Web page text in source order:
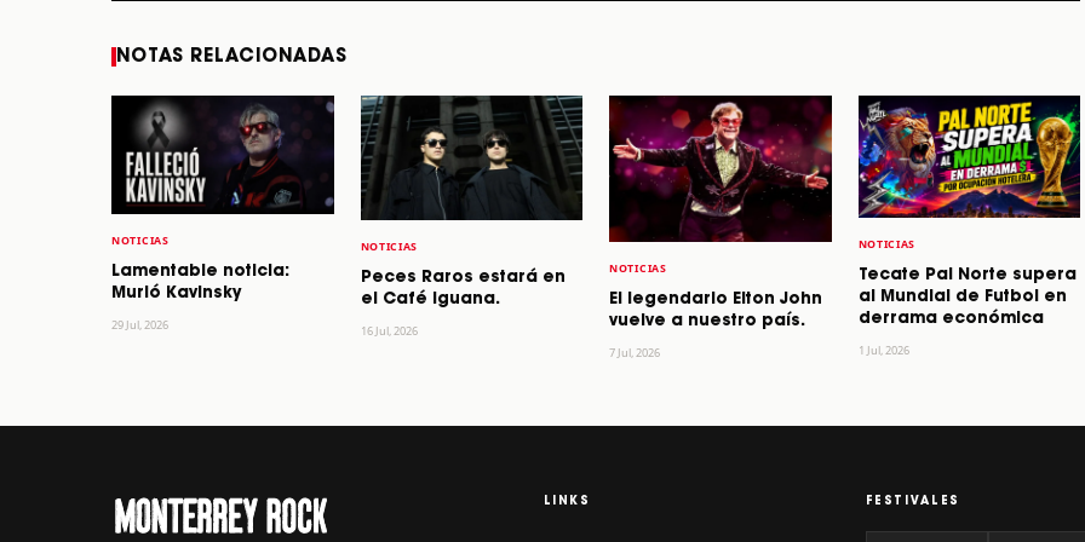
NOTAS RELACIONADAS
NOTICIAS
Lamentable noticia:
Murió Kavinsky
29 Jul, 2026
NOTICIAS
Peces Raros estará en
el Café Iguana.
16 Jul, 2026
NOTICIAS
El legendario Elton John
vuelve a nuestro país.
7 Jul, 2026
NOTICIAS
Tecate Pal Norte supera
al Mundial de Futbol en
derrama económica
1 Jul, 2026
LINKS FESTIVALES